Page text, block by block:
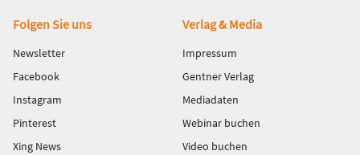
Fußbereich
Folgen Sie uns
Newsletter
Facebook
Instagram
Pinterest
Xing News
Verlag & Media
Impressum
Gentner Verlag
Mediadaten
Webinar buchen
Video buchen